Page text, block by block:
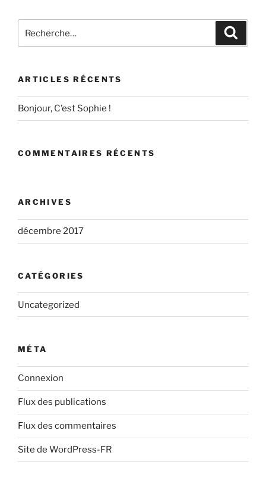
pour
ARTICLES RÉCENTS
Bonjour, C’est Sophie !
COMMENTAIRES RÉCENTS
ARCHIVES
décembre 2017
CATÉGORIES
Uncategorized
MÉTA
Connexion
Flux des publications
Flux des commentaires
Site de WordPress-FR